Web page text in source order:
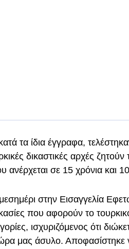
τα ίδια έγγραφα,
δικαστικές αρχές
ανέρχεται σε 15 χρόνια και
στην Εισαγγελία
που αφορούν το
ισχυριζόμενος ότι
μας άσυλο. Αποφασίστηκε